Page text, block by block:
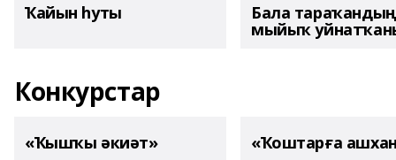
Ҡайын һуты Бала тараҡандың
мыйыҡ
Конкурстар
«Ҡышҡы әкиәт» «Ҡоштарға